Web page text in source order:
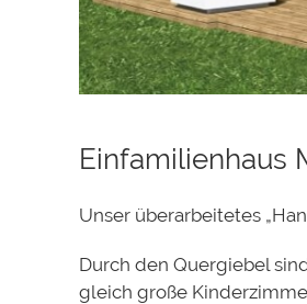
Einfamilienhaus
Unser überarbeitetes
Durch den Quergiebel
gleich große